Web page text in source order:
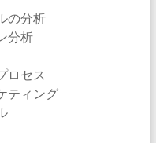
の分析
分析
ロセス
ティング